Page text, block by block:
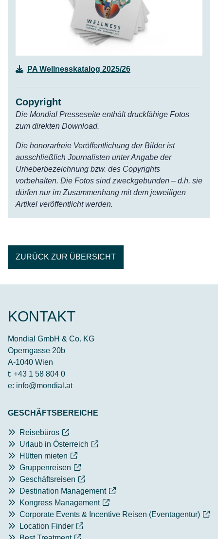
PA Wellnesskatalog 2025/26
Copyright
Die Mondial Presseseite enthält druckfähige Fotos
zum direkten Download.
Die honorarfreie Veröffentlichung der Bilder ist
ausschließlich Journalisten unter Angabe der
Urheberbezeichnung bzw. des Copyrights
vorbehalten. Die Fotos sind zweckgebunden – d.h. sie
dürfen nur im Zusammenhang mit dem jeweiligen
Artikel veröffentlicht werden.
ZURÜCK ZUR ÜBERSICHT
KONTAKT
Mondial GmbH & Co. KG
Operngasse 20b
A-1040 Wien
t: +43 1 58 804 0
e: info@mondial.at
GESCHÄFTSBEREICHE
Reisebüros
Urlaub in Österreich
Hütten mieten
Gruppenreisen
Geschäftsreisen
Destination Management
Kongress Management
Corporate Events & Incentive Reisen (Eventagentur)
Location Finder